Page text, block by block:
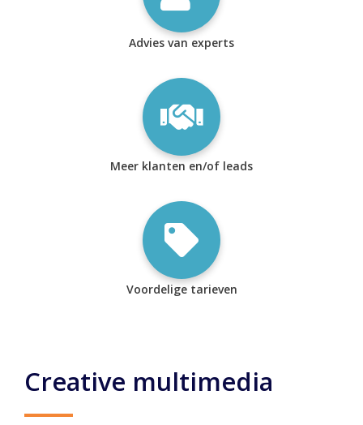
Advies van experts
Meer klanten en/of leads
Voordelige tarieven
Creative multimedia